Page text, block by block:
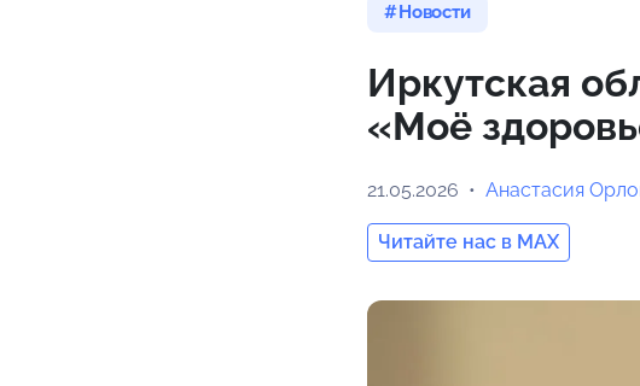
Новости
Иркутская
«Моё
21.05.2026 Анастасия
Читайте нас в MAX